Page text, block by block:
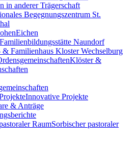
in anderer Trägerschaft
Begegnungszentrum St.
Naundorf
& Familienhaus Kloster Wechselburg
Klöster &
Innovative Projekte
& Anträge
Sorbischer pastoraler